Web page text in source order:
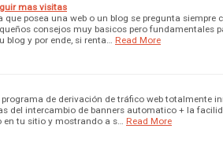
mas visitas
que posea una web o un blog se pregunta
consejos muy basicos pero fundamentales
blog y por ende, si renta…
Read More
programa de derivación de tráfico web totalmente
del intercambio de banners automatico + la
en tu sitio y mostrando a s…
Read More